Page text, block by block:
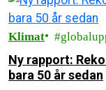
Klimat
Ny rapport:
bara 50 år sedan